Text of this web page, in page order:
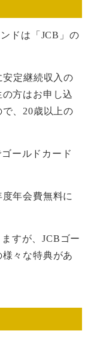
ドは「JCB」の
安定継続収入の
方はお申し込
、20歳以上の
ールドカード
年会費無料に
すが、JCBゴー
々な特典があ